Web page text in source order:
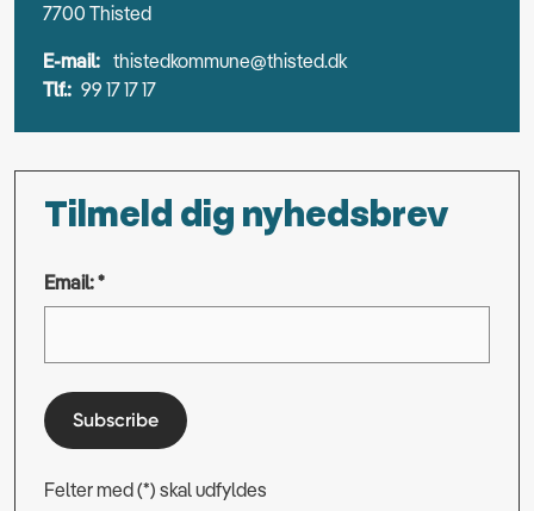
7700 Thisted
E-mail: thistedkommune@thisted.dk
Tlf.: 99 17 17 17
Tilmeld dig nyhedsbrev
Email: *
Subscribe
Felter med (*) skal udfyldes